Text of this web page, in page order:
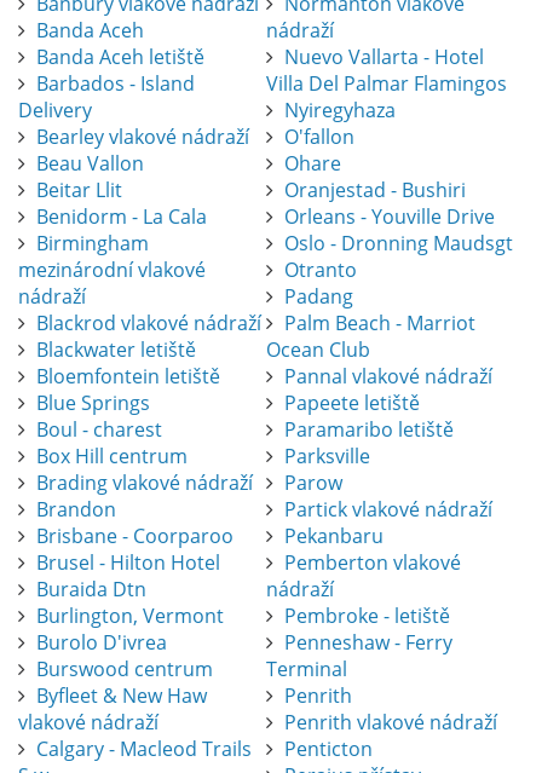
Banda Aceh
Banda Aceh letiště
Barbados - Island
Delivery
Bearley vlakové nádraží
Beau Vallon
Beitar Llit
Benidorm - La Cala
Birmingham
mezinárodní vlakové
nádraží
Blackrod vlakové nádraží
Blackwater letiště
Bloemfontein letiště
Blue Springs
Boul - charest
Box Hill centrum
Brading vlakové nádraží
Brandon
Brisbane - Coorparoo
Brusel - Hilton Hotel
Buraida Dtn
Burlington, Vermont
Burolo D'ivrea
Burswood centrum
Byfleet & New Haw
vlakové nádraží
Calgary - Macleod Trails
nádraží
Nuevo Vallarta - Hotel
Villa Del Palmar Flamingos
Nyiregyhaza
O'fallon
Ohare
Oranjestad - Bushiri
Orleans - Youville Drive
Oslo - Dronning Maudsgt
Otranto
Padang
Palm Beach - Marriot
Ocean Club
Pannal vlakové nádraží
Papeete letiště
Paramaribo letiště
Parksville
Parow
Partick vlakové nádraží
Pekanbaru
Pemberton vlakové
nádraží
Pembroke - letiště
Penneshaw - Ferry
Terminal
Penrith
Penrith vlakové nádraží
Penticton